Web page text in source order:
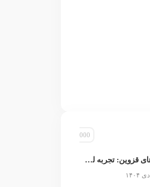
بهترین کافه‌های قزوین: تجربه‌ لحظه‌های دنج و خوش‌طعم